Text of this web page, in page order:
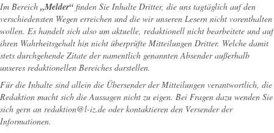
Im Bereich „Melder“ finden Sie Inhalte Dritter, die uns tagtäglich auf den
verschiedensten Wegen erreichen und die wir unseren Lesern nicht vorenthalten
wollen. Es handelt sich also um aktuelle, redaktionell nicht bearbeitete und auf
ihren Wahrheitsgehalt hin nicht überprüfte Mitteilungen Dritter. Welche damit
stets durchgehende Zitate der namentlich genannten Absender außerhalb
unseres redaktionellen Bereiches darstellen.
Für die Inhalte sind allein die Übersender der Mitteilungen verantwortlich, die
Redaktion macht sich die Aussagen nicht zu eigen. Bei Fragen dazu wenden Sie
sich gern an redaktion@l-iz.de oder kontaktieren den Versender der
Informationen.